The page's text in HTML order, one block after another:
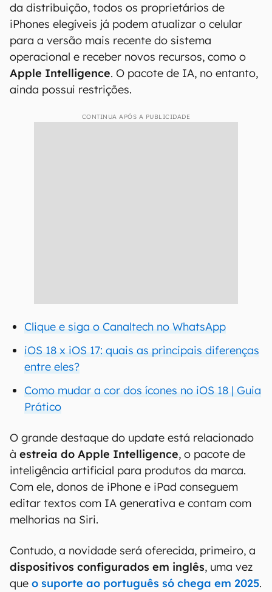
da distribuição, todos os proprietários de
iPhones elegíveis já podem atualizar o celular
para a versão mais recente do sistema
operacional e receber novos recursos, como o
Apple Intelligence. O pacote de IA, no entanto,
ainda possui restrições.
CONTINUA APÓS A PUBLICIDADE
Clique e siga o Canaltech no WhatsApp
iOS 18 x iOS 17: quais as principais diferenças
entre eles?
Como mudar a cor dos ícones no iOS 18 | Guia
Prático
O grande destaque do update está relacionado
à estreia do Apple Intelligence, o pacote de
inteligência artificial para produtos da marca.
Com ele, donos de iPhone e iPad conseguem
editar textos com IA generativa e contam com
melhorias na Siri.
Contudo, a novidade será oferecida, primeiro, a
dispositivos configurados em inglês, uma vez
que o suporte ao português só chega em 2025.